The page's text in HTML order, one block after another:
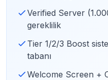
Verified Server
gereklilik
Tier 1/2/3 Boost
tabanı
Welcome Screen +